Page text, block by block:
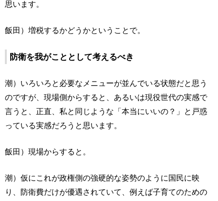
思います。
飯田）増税するかどうかということで。
防衛を我がこととして考えるべき
潮）いろいろと必要なメニューが並んでいる状態だと思う
のですが、現場側からすると、あるいは現役世代の実感で
言うと、正直、私と同じような「本当にいいの？」と戸惑
っている実感だろうと思います。
飯田）現場からすると。
潮）仮にこれが政権側の強硬的な姿勢のように国民に映
り、防衛費だけが優遇されていて、例えば子育てのための